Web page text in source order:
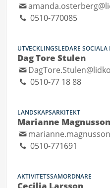
0510-770085
UTVECKLINGSLEDARE SOCIALA
Dag Tore Stulen
0510-77 18 88
LANDSKAPSARKITEKT
Marianne Magnusson
0510-771691
AKTIVITETSSAMORDNARE